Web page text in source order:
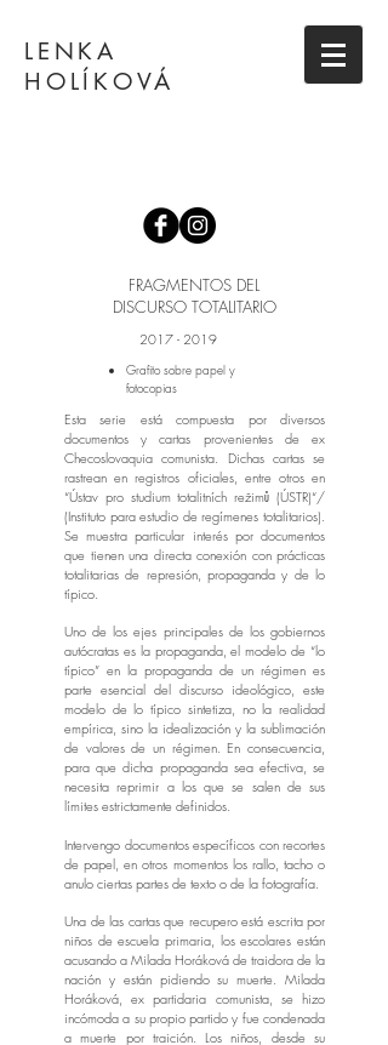
LENKA
HOLÍKOVÁ
FRAGMENTOS DEL
DISCURSO TOTALITARIO
2017 - 2019
Grafito sobre papel y
fotocopias
Esta serie está compuesta por diversos
documentos y cartas provenientes de ex
Checoslovaquia comunista. Dichas cartas se
rastrean en registros oficiales, entre otros en
“Ústav pro studium totalitních režimů (ÚSTR)“/
(Instituto para estudio de regímenes totalitarios).
Se muestra particular interés por documentos
que tienen una directa conexión con prácticas
totalitarias de represión, propaganda y de lo
típico.
Uno de los ejes principales de los gobiernos
autócratas es la propaganda, el modelo de “lo
típico” en la propaganda de un régimen es
parte esencial del discurso ideológico, este
modelo de lo típico sintetiza, no la realidad
empírica, sino la idealización y la sublimación
de valores de un régimen. En consecuencia,
para que dicha propaganda sea efectiva, se
necesita reprimir a los que se salen de sus
límites estrictamente definidos.
Intervengo documentos específicos con recortes
de papel, en otros momentos los rallo, tacho o
anulo ciertas partes de texto o de la fotografía.
Una de las cartas que recupero está escrita por
niños de escuela primaria, los escolares están
acusando a Milada Horáková de traidora de la
nación y están pidiendo su muerte. Milada
Horáková, ex partidaria comunista, se hizo
incómoda a su propio partido y fue condenada
a muerte por traición. Los niños, desde su